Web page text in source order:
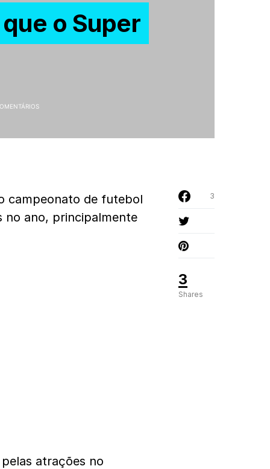
o Super
3
Shares
3
campeonato de futebol
no ano, principalmente
atrações no